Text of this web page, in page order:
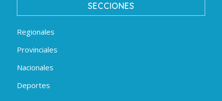
SECCIONES
Regionales
Provinciales
Nacionales
Deportes